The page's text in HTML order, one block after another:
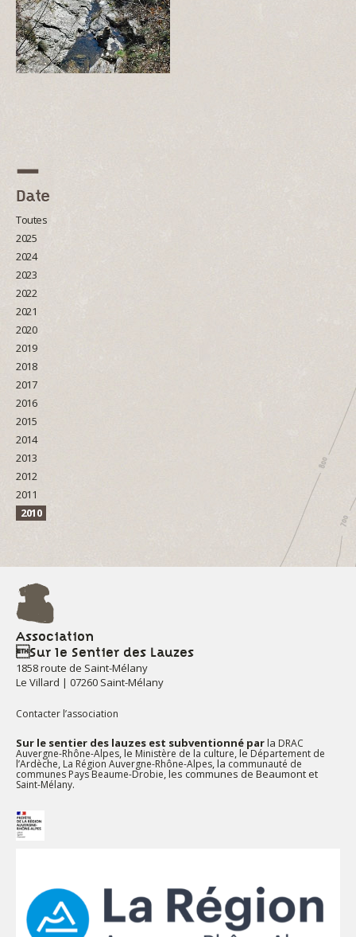
Date
Toutes
2025
2024
2023
2022
2021
2020
2019
2018
2017
2016
2015
2014
2013
2012
2011
2010
Association
Sur le Sentier des Lauzes
1858 route de Saint-Mélany
Le Villard | 07260 Saint-Mélany
Contacter l’association
Sur le sentier des lauzes est subventionné parla DRAC
Auvergne-Rhône-Alpes, le Ministère de la culture, leDépartement de
l’Ardèche, La Région Auvergne-Rhône-Alpes, la communauté de
communes Pays Beaume-Drobie, les communes de Beaumont et
Saint-Mélany.